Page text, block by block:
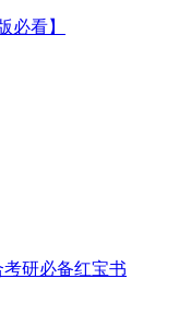
必看】
考研必备红宝书